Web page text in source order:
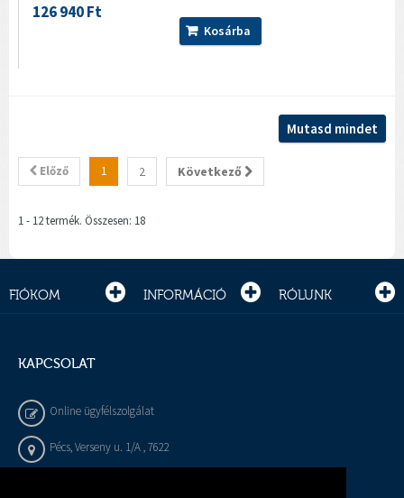
126 940 Ft
Kosárba
Mutasd mindet
Előző 1 2 Következő
1 - 12 termék. Összesen: 18
FIÓKOM INFORMÁCIÓ RÓLUNK
KAPCSOLAT
Online ügyfélszolgálat
Pécs, Verseny u. 1/A , 7622